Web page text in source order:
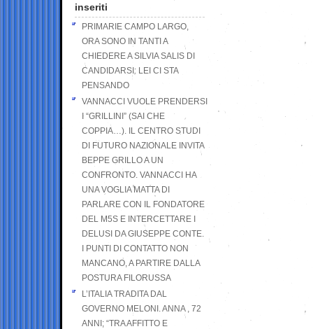
inseriti
PRIMARIE CAMPO LARGO,
ORA SONO IN TANTI A
CHIEDERE A SILVIA SALIS DI
CANDIDARSI: LEI CI STA
PENSANDO
VANNACCI VUOLE PRENDERSI
I “GRILLINI” (SAI CHE
COPPIA…). IL CENTRO STUDI
DI FUTURO NAZIONALE INVITA
BEPPE GRILLO A UN
CONFRONTO. VANNACCI HA
UNA VOGLIA MATTA DI
PARLARE CON IL FONDATORE
DEL M5S E INTERCETTARE I
DELUSI DA GIUSEPPE CONTE.
I PUNTI DI CONTATTO NON
MANCANO, A PARTIRE DALLA
POSTURA FILORUSSA
L’ITALIA TRADITA DAL
GOVERNO MELONI. ANNA , 72
ANNI; “TRA AFFITTO E